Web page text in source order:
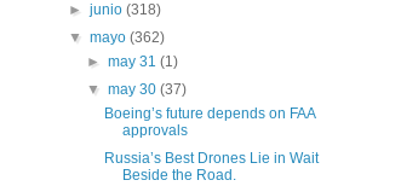
►junio(318)
▼mayo(362)
► may 31 (1)
▼ may 30 (37)
Boeing’s future depends on FAA
approvals
Russia’s Best Drones Lie in Wait
Beside the Road.